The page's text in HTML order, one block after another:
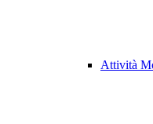
Attività